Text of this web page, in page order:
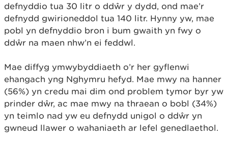
defnyddio tua 30 litr o ddŵr y dydd, ond mae’r
defnydd gwirioneddol tua 140 litr. Hynny yw, mae
pobl yn defnyddio bron i bum gwaith yn fwy o
ddŵr na maen nhw’n ei feddwl.
Mae diffyg ymwybyddiaeth o’r her gyflenwi
ehangach yng Nghymru hefyd. Mae mwy na hanner
(56%) yn credu mai dim ond problem tymor byr yw
prinder dŵr, ac mae mwy na thraean o bobl (34%)
yn teimlo nad yw eu defnydd unigol o ddŵr yn
gwneud llawer o wahaniaeth ar lefel genedlaethol.